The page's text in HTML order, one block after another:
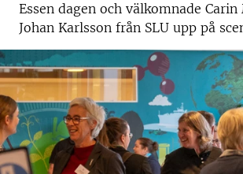
Essen dagen och välkomnade
Johan Karlsson från SLU upp på